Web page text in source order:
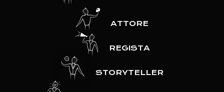
ATTORE
REGISTA
STORYTELLER